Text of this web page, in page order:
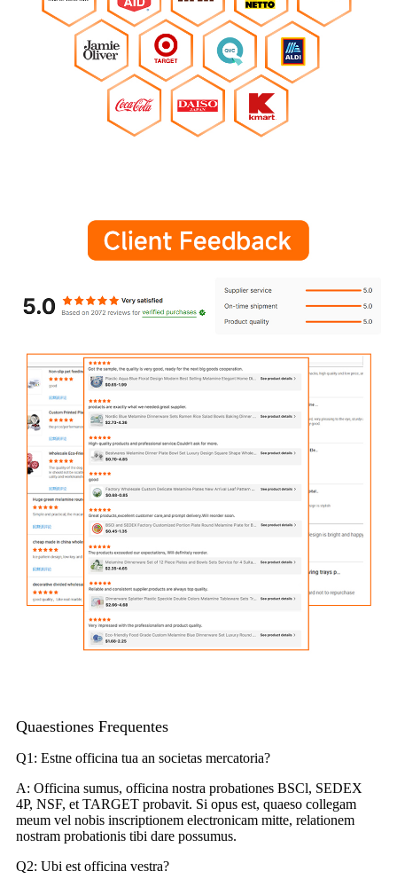
Quaestiones Frequentes
Q1: Estne officina tua an societas mercatoria?
A: Officina sumus, officina nostra probationes BSCl, SEDEX
4P, NSF, et TARGET probavit. Si opus est, quaeso collegam
meum vel nobis inscriptionem electronicam mitte, relationem
nostram probationis tibi dare possumus.
Q2: Ubi est officina vestra?